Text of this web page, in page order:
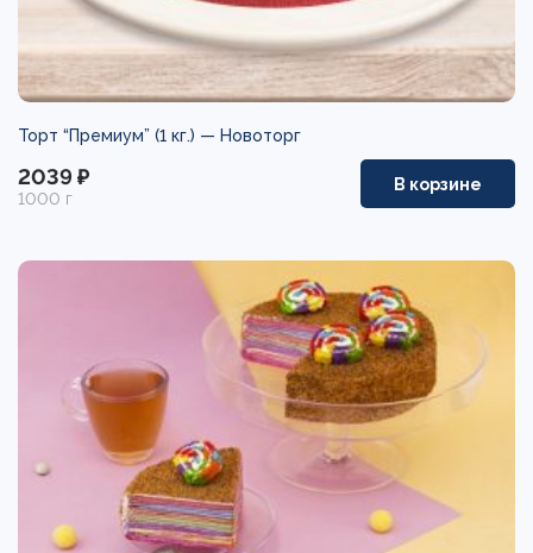
Торт “Премиум” (1 кг.) — Новоторг
2039 ₽
1000 г
В корзине